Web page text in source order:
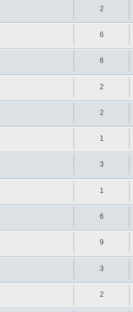
2
6
6
2
2
1
3
1
6
9
3
2